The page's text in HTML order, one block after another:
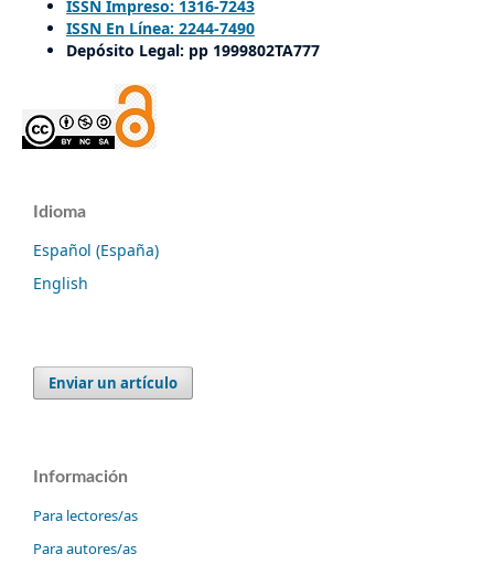
ISSN Impreso: 1316-7243
ISSN En Línea: 2244-7490
Depósito Legal: pp 1999802TA777
Idioma
Español (España)
English
Enviar un artículo
Información
Para lectores/as
Para autores/as